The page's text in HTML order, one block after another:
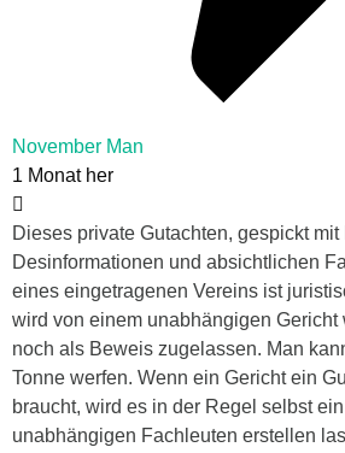
November Man
1 Monat her
Dieses private Gutachten, gespickt mit
Desinformationen und absichtlichen
eines eingetragenen Vereins ist
wird von einem unabhängigen Gericht
noch als Beweis zugelassen. Man
Tonne werfen. Wenn ein Gericht ein
braucht, wird es in der Regel selbst
unabhängigen Fachleuten erstellen